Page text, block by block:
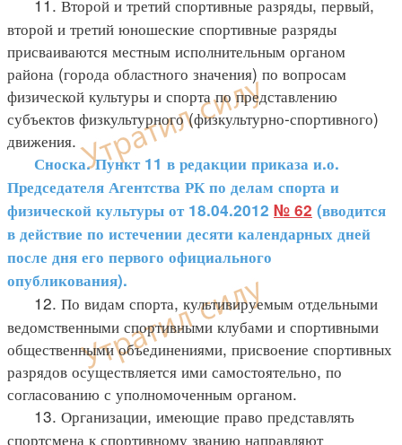
11. Второй и третий спортивные разряды, первый,
второй и третий юношеские спортивные разряды
присваиваются местным исполнительным органом
района (города областного значения) по вопросам
физической культуры и спорта по представлению
субъектов физкультурного (физкультурно-спортивного)
движения.
Сноска. Пункт 11 в редакции приказа и.о.
Председателя Агентства РК по делам спорта и
физической культуры от 18.04.2012 № 62 (вводится
в действие по истечении десяти календарных дней
после дня его первого официального
опубликования).
12. По видам спорта, культивируемым отдельными
ведомственными спортивными клубами и спортивными
общественными объединениями, присвоение спортивных
разрядов осуществляется ими самостоятельно, по
согласованию с уполномоченным органом.
13. Организации, имеющие право представлять
спортсмена к спортивному званию направляют